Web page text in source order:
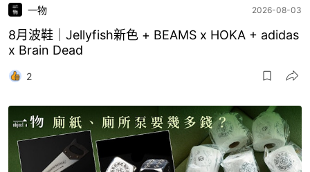
一物 2026-08-03
8月波鞋｜Jellyfish新色 + BEAMS x HOKA + adidas
x Brain Dead
2